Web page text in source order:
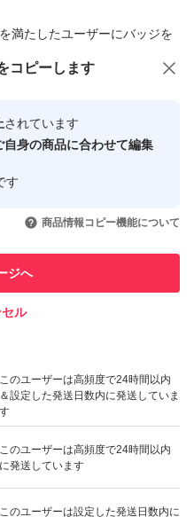
満たしたユーザーにバッジを
・安全なユーザーです
引を完了させた実績があります
の取引実績があります
このユーザーは高頻度で24時間以内
＆設定した発送日数内に発送していま
す
このユーザーは高頻度で24時間以内
に発送しています
このユーザーは設定した発送日数内に
コピーします
されています
自身の商品に合わせて編集
す
商品情報コピー機能について
ジへ
ル
メ
いいね！
5,800